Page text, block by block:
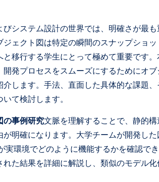
びシステム設計の世界では、明確さが最
ジェクト図は特定の瞬間のスナップショ
移行する学生にとって極めて重要です
開発プロセスをスムーズにするためにオ
介します。手法、直面した具体的な課題
て検討します。
の事例研究文脈を理解することで、静的
明確になります。大学チームが開発し
実環境でどのように機能するかを確認で
れた結果を詳細に解説し、類似のモデル